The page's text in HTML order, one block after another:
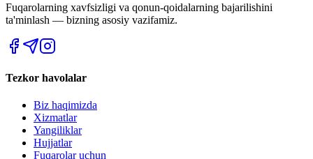
Fuqarolarning xavfsizligi va qonun-qoidalarning bajarilishini
ta'minlash — bizning asosiy vazifamiz.
Tezkor havolalar
Biz haqimizda
Xizmatlar
Yangiliklar
Hujjatlar
Fuqarolar uchun